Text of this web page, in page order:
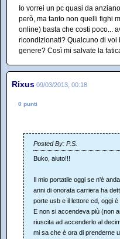
Io vorrei un pc quasi da
però, ma tanto non quelli fighi
online) basta che costi poco...
ricondizionati? Qualcuno di voi
genere? Così mi salvate la
Rixus 09/03/2013, 00:18
0 punti
Posted By: P.S.
Buko, aiuto!!!
Il mio portatile oggi se n'è
anni di onorata carriera ha
porte usb e il lettore cd, oggi
E non si accendeva più (non
riuscita ad accenderlo al
mi sa che è ora di prenderne